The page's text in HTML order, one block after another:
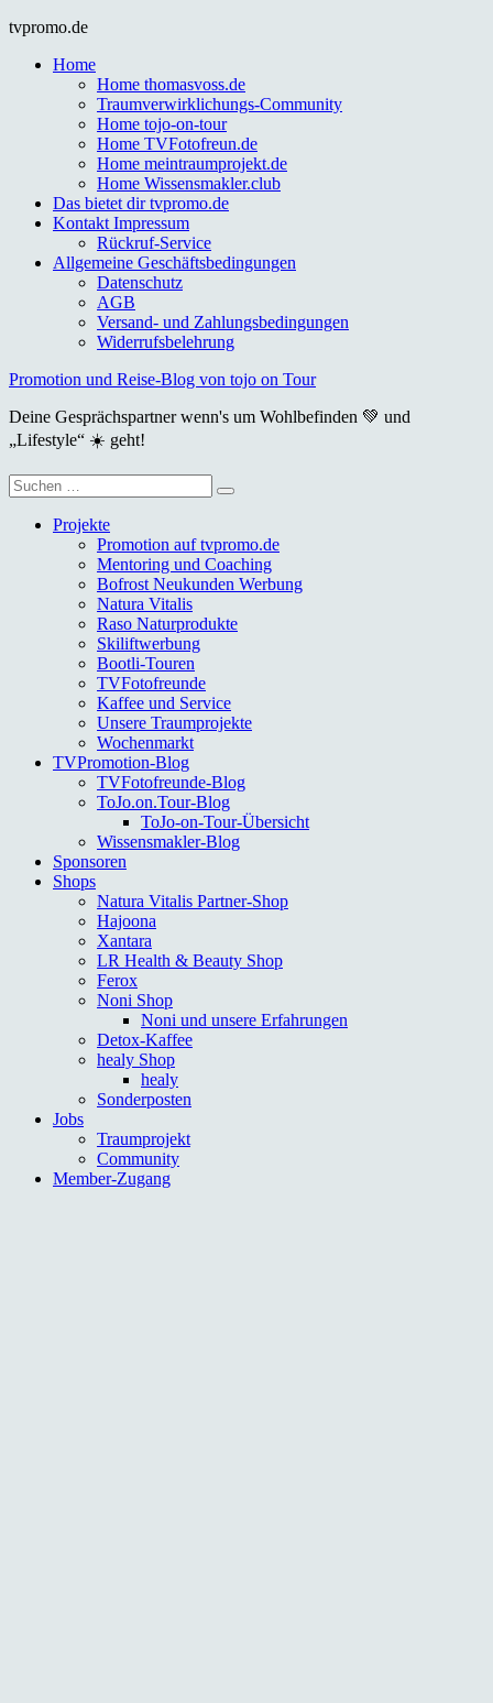
Skip
content
tvpromo.de
Home
Home thomasvoss.de
Traumverwirklichungs-Community
Home tojo-on-tour
Home TVFotofreun.de
Home meintraumprojekt.de
Home Wissensmakler.club
Das bietet dir tvpromo.de
Kontakt Impressum
Rückruf-Service
Allgemeine Geschäftsbedingungen
Datenschutz
AGB
Versand- und Zahlungsbedingungen
Widerrufsbelehrung
Promotion und Reise-Blog von tojo on Tour
Deine Gesprächspartner wenn's um Wohlbefinden 💚 und
„Lifestyle“ ☀️ geht!
Suche
nach:
Projekte
Promotion auf tvpromo.de
Mentoring und Coaching
Bofrost Neukunden Werbung
Natura Vitalis
Raso Naturprodukte
Skiliftwerbung
Bootli-Touren
TVFotofreunde
Kaffee und Service
Unsere Traumprojekte
Wochenmarkt
TVPromotion-Blog
TVFotofreunde-Blog
ToJo.on.Tour-Blog
ToJo-on-Tour-Übersicht
Wissensmakler-Blog
Sponsoren
Shops
Natura Vitalis Partner-Shop
Hajoona
Xantara
LR Health & Beauty Shop
Ferox
Noni Shop
Noni und unsere Erfahrungen
Detox-Kaffee
healy Shop
healy
Sonderposten
Jobs
Traumprojekt
Community
Member-Zugang